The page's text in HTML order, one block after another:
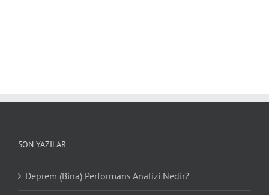
SON YAZILAR
Deprem (Bina) Performans Analizi Nedir?